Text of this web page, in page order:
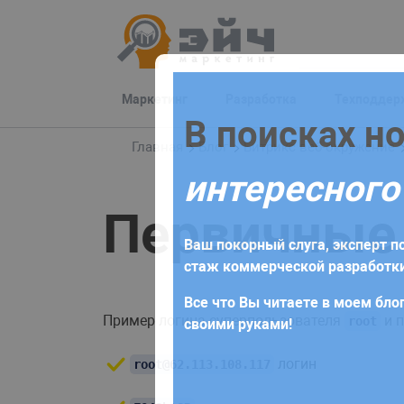
Маркетинг
Главная Блог Битрикс веб-окружение
Первичные
Пример логина суперпользователя
root@62.113.108.117
Заполните
Для начала сотрудничества
получите коммерческое
требований и поставленных
В поисках
Ваш покорный слуга, эксперт
стаж коммерческой
Все что Вы читаете в моем
своими руками!